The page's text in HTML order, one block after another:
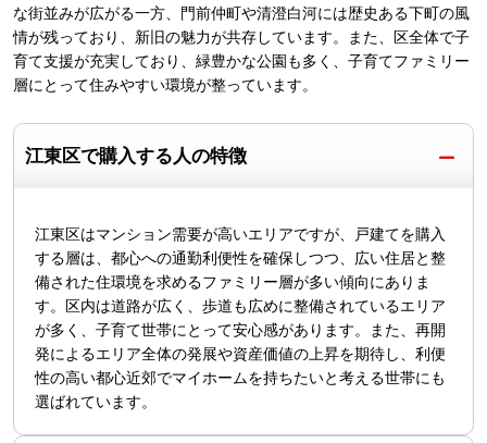
な街並みが広がる一方、門前仲町や清澄白河には歴史ある下町の風
情が残っており、新旧の魅力が共存しています。また、区全体で子
育て支援が充実しており、緑豊かな公園も多く、子育てファミリー
層にとって住みやすい環境が整っています。
江東区で購入する人の特徴
江東区はマンション需要が高いエリアですが、戸建てを購入
する層は、都心への通勤利便性を確保しつつ、広い住居と整
備された住環境を求めるファミリー層が多い傾向にありま
す。区内は道路が広く、歩道も広めに整備されているエリア
が多く、子育て世帯にとって安心感があります。また、再開
発によるエリア全体の発展や資産価値の上昇を期待し、利便
性の高い都心近郊でマイホームを持ちたいと考える世帯にも
選ばれています。